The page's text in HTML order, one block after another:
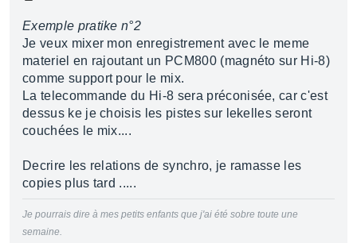
Exemple pratike n°2
Je veux mixer mon enregistrement avec le meme
materiel en rajoutant un PCM800 (magnéto sur Hi-8)
comme support pour le mix.
La telecommande du Hi-8 sera préconisée, car c'est
dessus ke je choisis les pistes sur lekelles seront
couchées le mix....
Decrire les relations de synchro, je ramasse les
copies plus tard .....
Je pourrais dire à mes petits enfants que j'ai été sobre toute une
semaine.